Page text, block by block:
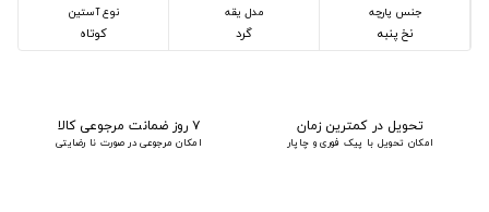
جنس پارچه
نخ پنبه
مدل یقه
گرد
نوع آستین
کوتاه
تحویل در کمترین زمان
امکان تحویل با پیک فوری و چاپار
۷ روز ضمانت مرجوعی کالا
امکان مرجوعی در صورت نا رضایتی